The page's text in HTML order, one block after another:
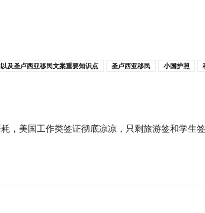
及圣卢西亚移民文案重要知识点 圣卢西亚移民 小国护照
，美国工作类签证彻底凉凉，只剩旅游签和学生